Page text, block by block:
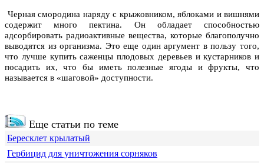
Черная смородина наряду с крыжовником, яблоками и вишнями
содержит много пектина. Он обладает способностью
адсорбировать радиоактивные вещества, которые благополучно
выводятся из организма. Это еще один аргумент в пользу того,
что лучше купить саженцы плодовых деревьев и кустарников и
посадить их, что бы иметь полезные ягоды и фрукты, что
называется в «шаговой» доступности.
Еще статьи по теме
Бересклет крылатый
Гербицид для уничтожения сорняков